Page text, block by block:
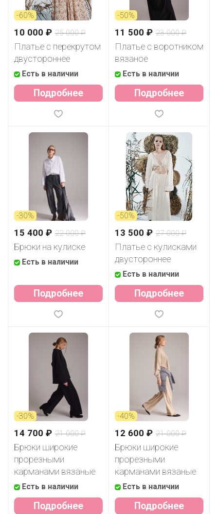
-60%
10 000 ₽ 25 000 ₽
Платье с перекрутом
двустороннее
Есть в наличии
Подробнее
-50%
11 500 ₽ 23 000 ₽
Платье с воротником
вязаное
Есть в наличии
Подробнее
-30%
15 400 ₽ 22 000 ₽
Брюки на кулиске
Есть в наличии
Подробнее
-50%
13 500 ₽ 27 000 ₽
Платье с кулисками
двустороннее
Есть в наличии
Подробнее
-30%
14 700 ₽ 21 000 ₽
Брюки широкие
прорезными
карманами вязаные
Есть в наличии
Подробнее
-40%
12 600 ₽ 21 000 ₽
Брюки широкие
прорезными
карманами вязаные
Есть в наличии
Подробнее